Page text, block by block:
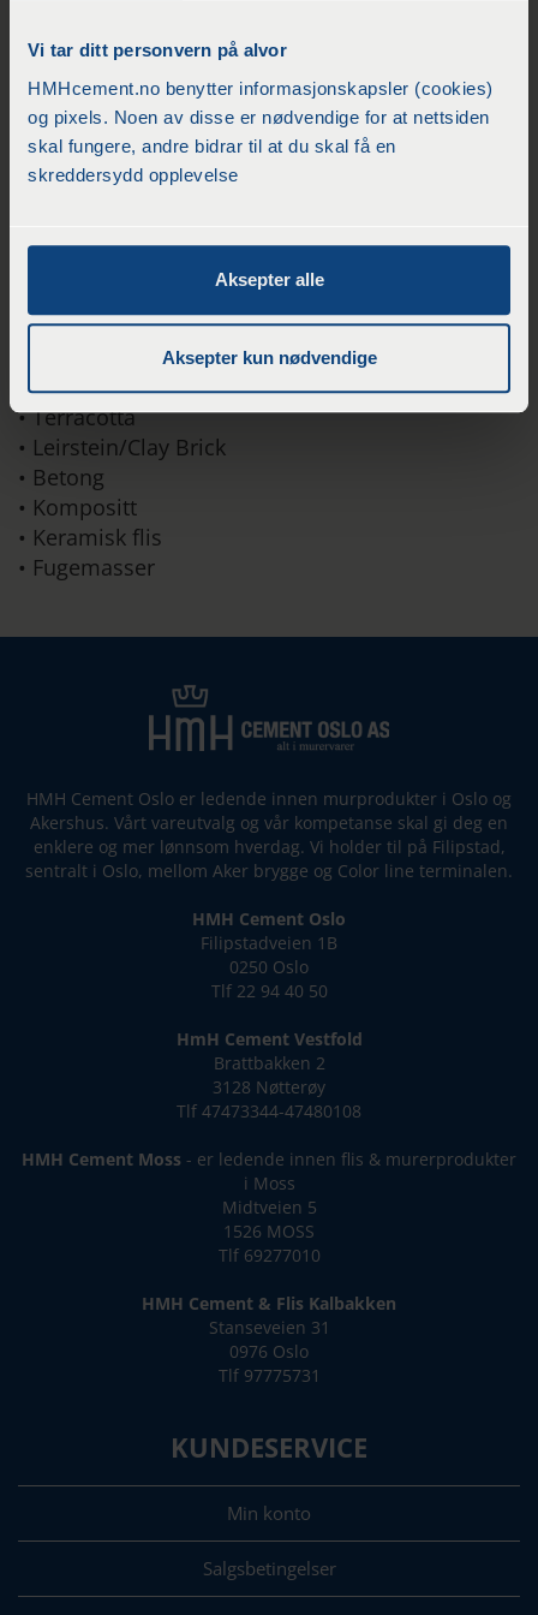
Vi tar ditt personvern på alvor
HMHcement.no benytter informasjonskapsler (cookies)
og pixels. Noen av disse er nødvendige for at nettsiden
skal fungere, andre bidrar til at du skal få en
skreddersydd opplevelse
Aksepter alle
Aksepter kun nødvendige
søl
• Skånsom, pH-nøytral formel – renser forsiktig
uten å skade
naturstein, fliser eller fugemasse
• Etterlater en ren, behagelig lavendel duft
• Konsentrert formel kan fortynnes for hyppig
• Marmor
• Skifer
• Terracotta
• Leirstein/Clay Brick
• Betong
• Kompositt
• Keramisk flis
• Fugemasser
HMH Cement Oslo er ledende innen murprodukter i Oslo og
Akershus. Vårt vareutvalg og vår kompetanse skal gi deg en
enklere og mer lønnsom hverdag. Vi holder til på Filipstad,
sentralt i Oslo, mellom Aker brygge og Color line terminalen.
HMH Cement Oslo
Filipstadveien 1B
0250 Oslo
Tlf 22 94 40 50
HmH Cement Vestfold
Brattbakken 2
3128 Nøtterøy
Tlf 47473344-47480108
HMH Cement Moss - er ledende innen flis & murerprodukter
i Moss
Midtveien 5
1526 MOSS
Tlf 69277010
HMH Cement & Flis Kalbakken
Stanseveien 31
0976 Oslo
Tlf 97775731
KUNDESERVICE
Min konto
Salgsbetingelser